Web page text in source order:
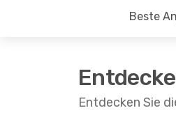
Beste
Entdecken Sie